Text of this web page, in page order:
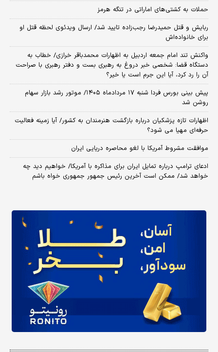
حملات به کشتی‌های اماراتی در تنگه هرمز
ربایش و قتل حمیدرضا رجب‌زاده تایید شد/ ارسال ویدئوی لحظه قتل او
برای خانواده‌اش
واکنش تند امام جمعه اردبیل به اظهارات محمدباقر خرازی/ خطاب به
دستگاه قضا: شخصی خبر دروغ به رهبری بست و دفتر رهبری با صراحت
آن را رد کرد، آیا این جرم است یا خیر؟
پیش بینی بورس فردا شنبه ۱۷ مردادماه ۱۴۰۵/ موتور رشد بازار سهام
روشن شد
اظهارات تازه پزشکیان درباره بازگشت هنرمندان به کشور/ آیا زمینه فعالیت
حرفه‌ای مهیا می شود؟
موافقت مشروط آمریکا با لغو محاصره دریایی ایران
ادعای ترامپ درباره تمایل ایران برای مذاکره با آمریکا/ خواهیم دید چه
خواهد شد/ ممکن است آخرین رئیس‌ جمهور جمهوری خواه باشم